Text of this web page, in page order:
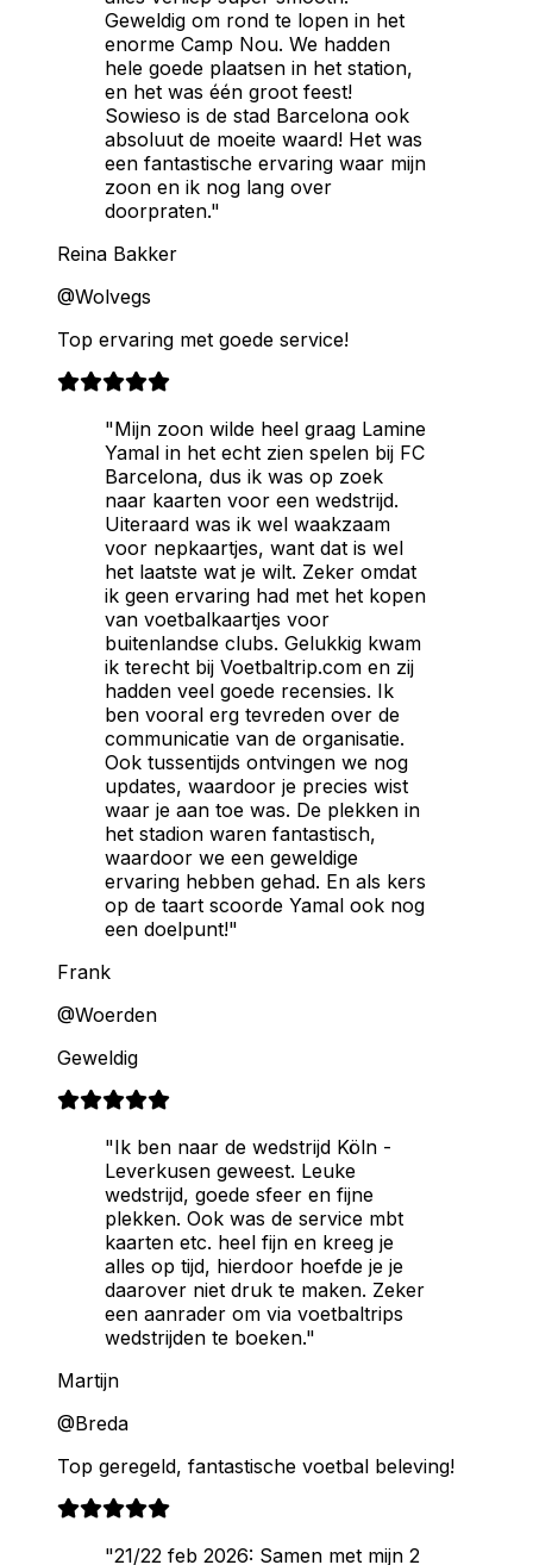
Geweldig om rond te lopen in het
enorme Camp Nou. We hadden
hele goede plaatsen in het station,
en het was één groot feest!
Sowieso is de stad Barcelona ook
absoluut de moeite waard! Het was
een fantastische ervaring waar mijn
zoon en ik nog lang over
doorpraten."
Reina Bakker
@Wolvegs
Top ervaring met goede service!
"Mijn zoon wilde heel graag Lamine
Yamal in het echt zien spelen bij FC
Barcelona, dus ik was op zoek
naar kaarten voor een wedstrijd.
Uiteraard was ik wel waakzaam
voor nepkaartjes, want dat is wel
het laatste wat je wilt. Zeker omdat
ik geen ervaring had met het kopen
van voetbalkaartjes voor
buitenlandse clubs. Gelukkig kwam
ik terecht bij Voetbaltrip.com en zij
hadden veel goede recensies. Ik
ben vooral erg tevreden over de
communicatie van de organisatie.
Ook tussentijds ontvingen we nog
updates, waardoor je precies wist
waar je aan toe was. De plekken in
het stadion waren fantastisch,
waardoor we een geweldige
ervaring hebben gehad. En als kers
op de taart scoorde Yamal ook nog
een doelpunt!"
Frank
@Woerden
Geweldig
"Ik ben naar de wedstrijd Köln -
Leverkusen geweest. Leuke
wedstrijd, goede sfeer en fijne
plekken. Ook was de service mbt
kaarten etc. heel fijn en kreeg je
alles op tijd, hierdoor hoefde je je
daarover niet druk te maken. Zeker
een aanrader om via voetbaltrips
wedstrijden te boeken."
Martijn
@Breda
Top geregeld, fantastische voetbal beleving!
"21/22 feb 2026: Samen met mijn 2